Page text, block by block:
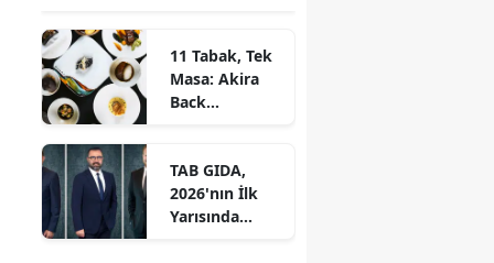
11 Tabak, Tek
Masa: Akira
Back
Chef’s Table
TAB GIDA,
2026'nın İlk
Yarısında